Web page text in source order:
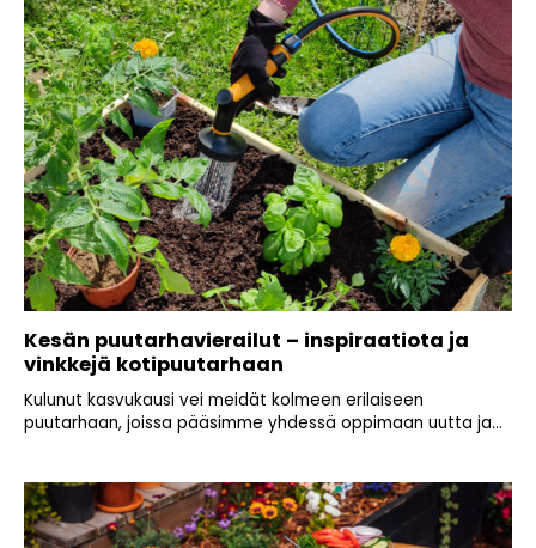
Kesän puutarhavierailut – inspiraatiota ja
vinkkejä kotipuutarhaan
Kulunut kasvukausi vei meidät kolmeen erilaiseen
puutarhaan, joissa pääsimme yhdessä oppimaan uutta ja...